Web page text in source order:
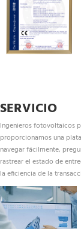
SERVICIO
Ingenieros fotovoltaicos
proporcionamos una
navegar fácilmente,
rastrear el estado de
la eficiencia de la